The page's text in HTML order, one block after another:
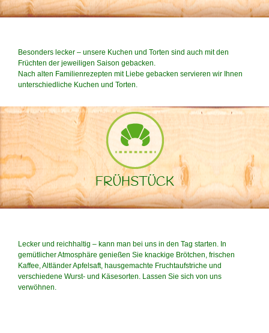
Besonders lecker – unsere Kuchen und Torten sind auch mit den
Früchten der jeweiligen Saison gebacken.
Nach alten Familienrezepten mit Liebe gebacken servieren wir Ihnen
unterschiedliche Kuchen und Torten.
FRÜHSTÜCK
Lecker und reichhaltig – kann man bei uns in den Tag starten. In
gemütlicher Atmosphäre genießen Sie knackige Brötchen, frischen
Kaffee, Altländer Apfelsaft, hausgemachte Fruchtaufstriche und
verschiedene Wurst- und Käsesorten. Lassen Sie sich von uns
verwöhnen.